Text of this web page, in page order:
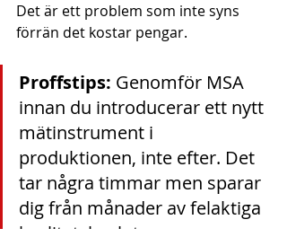
Det är ett problem som inte syns
förrän det kostar pengar.
Proffstips: Genomför MSA
innan du introducerar ett nytt
mätinstrument i
produktionen, inte efter. Det
tar några timmar men sparar
dig från månader av felaktiga
kvalitetsbeslut.